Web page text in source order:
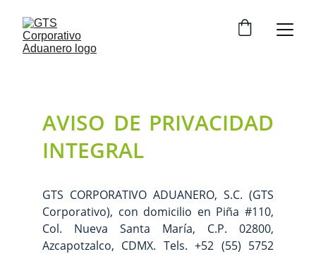
AVISO DE PRIVACIDAD
INTEGRAL
GTS CORPORATIVO ADUANERO, S.C. (GTS
Corporativo), con domicilio en Piña #110,
Col. Nueva Santa María, C.P. 02800,
Azcapotzalco, CDMX. Tels. +52 (55) 5752